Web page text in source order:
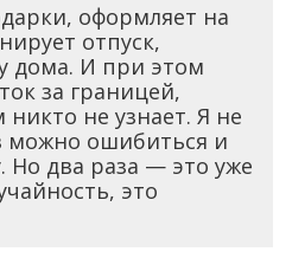
оформляет на
отпуск,
дома. И при этом
за границей,
не узнает. Я не
можно ошибиться и
Но два раза — это уже
это